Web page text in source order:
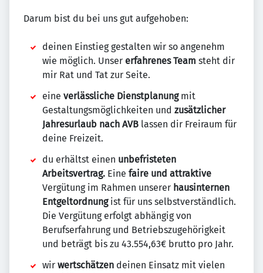
Darum bist du bei uns gut aufgehoben:
deinen Einstieg gestalten wir so angenehm
wie möglich. Unser erfahrenes Team steht dir
mir Rat und Tat zur Seite.
eine verlässliche Dienstplanung mit
Gestaltungsmöglichkeiten und zusätzlicher
Jahresurlaub nach AVB lassen dir Freiraum für
deine Freizeit.
du erhältst einen unbefristeten
Arbeitsvertrag. Eine faire und attraktive
Vergütung im Rahmen unserer hausinternen
Entgeltordnung ist für uns selbstverständlich.
Die Vergütung erfolgt abhängig von
Berufserfahrung und Betriebszugehörigkeit
und beträgt bis zu 43.554,63€ brutto pro Jahr.
wir wertschätzen deinen Einsatz mit vielen